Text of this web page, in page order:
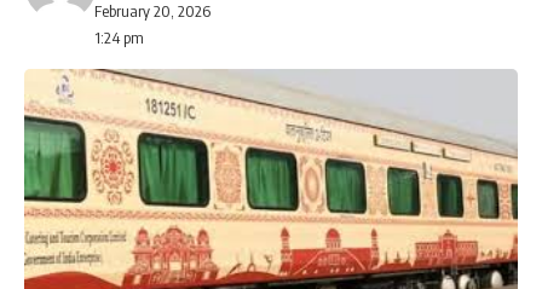
February 20, 2026
1:24 pm